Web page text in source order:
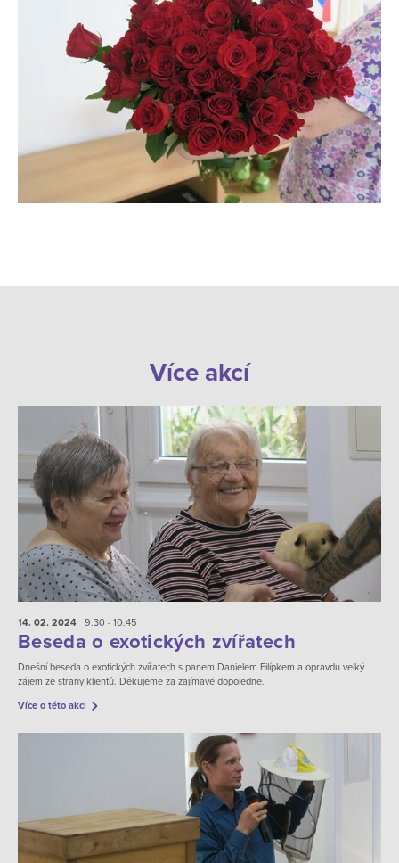
Více akcí
14. 02. 2024 9:30 - 10:45
Beseda o exotických zvířatech
Dnešní beseda o exotických zvířatech s panem Danielem Filípkem a opravdu velký
zájem ze strany klientů. Děkujeme za zajímavé dopoledne.
Více o této akci